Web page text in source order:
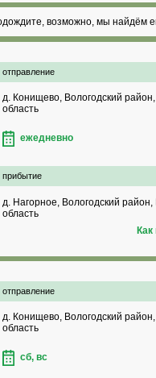
возможно, мы найдём
отправление
д. Конищево, Вологодский район,
область
ежедневно
прибытие
д. Нагорное, Вологодский район,
область
отправление
д. Конищево, Вологодский район,
область
сб, вс